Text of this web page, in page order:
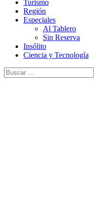
Turismo
Región
Especiales
Al Tablero
Sin Reserva
Insólito
Ciencia y Tecnología
Buscar: